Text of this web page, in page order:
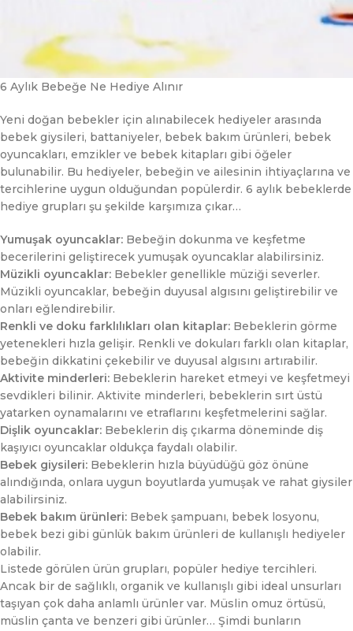
6 Aylık Bebeğe Ne Hediye Alınır
Yeni doğan bebekler için alınabilecek hediyeler arasında
bebek giysileri, battaniyeler, bebek bakım ürünleri, bebek
oyuncakları, emzikler ve bebek kitapları gibi öğeler
bulunabilir. Bu hediyeler, bebeğin ve ailesinin ihtiyaçlarına ve
tercihlerine uygun olduğundan popülerdir. 6 aylık bebeklerde
hediye grupları şu şekilde karşımıza çıkar…
Yumuşak oyuncaklar: Bebeğin dokunma ve keşfetme
becerilerini geliştirecek yumuşak oyuncaklar alabilirsiniz.
Müzikli oyuncaklar: Bebekler genellikle müziği severler.
Müzikli oyuncaklar, bebeğin duyusal algısını geliştirebilir ve
onları eğlendirebilir.
Renkli ve doku farklılıkları olan kitaplar: Bebeklerin görme
yetenekleri hızla gelişir. Renkli ve dokuları farklı olan kitaplar,
bebeğin dikkatini çekebilir ve duyusal algısını artırabilir.
Aktivite minderleri: Bebeklerin hareket etmeyi ve keşfetmeyi
sevdikleri bilinir. Aktivite minderleri, bebeklerin sırt üstü
yatarken oynamalarını ve etraflarını keşfetmelerini sağlar.
Dişlik oyuncaklar: Bebeklerin diş çıkarma döneminde diş
kaşıyıcı oyuncaklar oldukça faydalı olabilir.
Bebek giysileri: Bebeklerin hızla büyüdüğü göz önüne
alındığında, onlara uygun boyutlarda yumuşak ve rahat giysiler
alabilirsiniz.
Bebek bakım ürünleri: Bebek şampuanı, bebek losyonu,
bebek bezi gibi günlük bakım ürünleri de kullanışlı hediyeler
olabilir.
Listede görülen ürün grupları, popüler hediye tercihleri.
Ancak bir de sağlıklı, organik ve kullanışlı gibi ideal unsurları
taşıyan çok daha anlamlı ürünler var. Müslin omuz örtüsü,
müslin çanta ve benzeri gibi ürünler… Şimdi bunların